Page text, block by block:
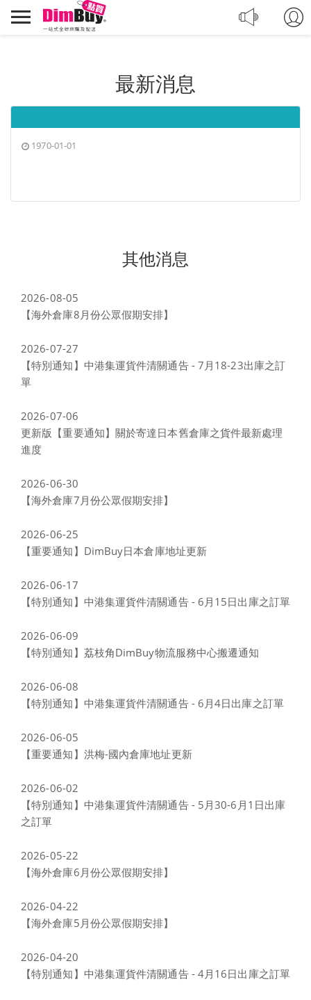
轉
運,
Dimbuy
導
最新消息
1970-01-01
其他消息
2026-08-05
【海外倉庫8月份公眾假期安排】
2026-07-27
【特別通知】中港集運貨件清關通告 - 7月18-23出庫之訂
單
2026-07-06
更新版【重要通知】關於寄達日本舊倉庫之貨件最新處理
進度
2026-06-30
【海外倉庫7月份公眾假期安排】
2026-06-25
【重要通知】DimBuy日本倉庫地址更新
2026-06-17
【特別通知】中港集運貨件清關通告 - 6月15日出庫之訂單
2026-06-09
【特別通知】荔枝角DimBuy物流服務中心搬遷通知
2026-06-08
【特別通知】中港集運貨件清關通告 - 6月4日出庫之訂單
2026-06-05
【重要通知】洪梅-國內倉庫地址更新
2026-06-02
【特別通知】中港集運貨件清關通告 - 5月30-6月1日出庫
之訂單
2026-05-22
【海外倉庫6月份公眾假期安排】
2026-04-22
【海外倉庫5月份公眾假期安排】
2026-04-20
【特別通知】中港集運貨件清關通告 - 4月16日出庫之訂單